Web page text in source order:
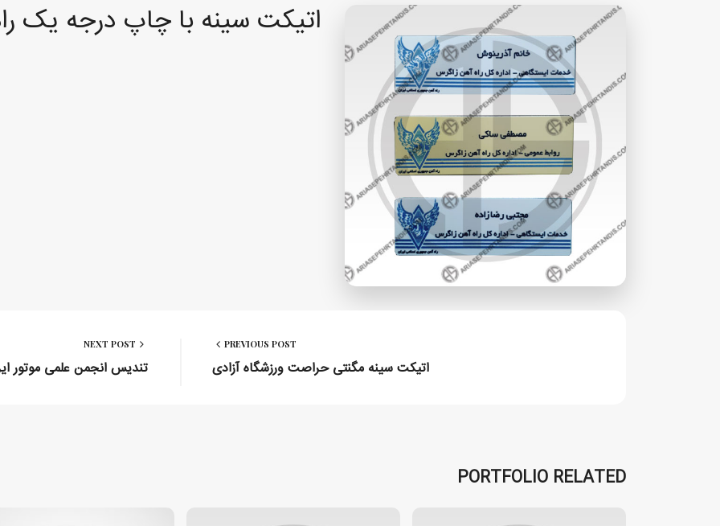
اتیکت سینه با چاپ درجه یک
PREVIOUS POST
اتیکت سینه مگنتی حراصت ورزشگاه آزادی
NEXT POST
تندیس انجمن علمی موتور
PORTFOLIO RELATED